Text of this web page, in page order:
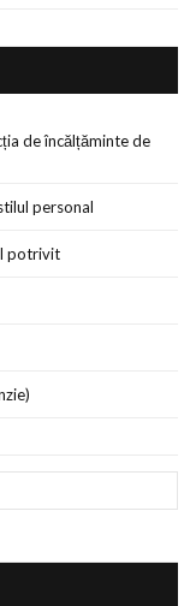
de încălțăminte de
personal
potrivit